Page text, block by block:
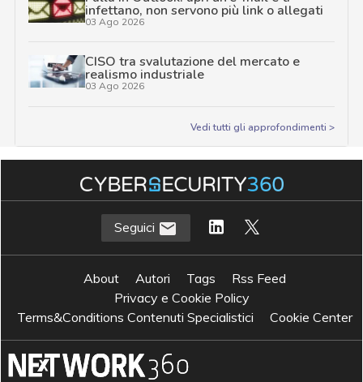
infettano, non servono più link o allegati
03 Ago 2026
CISO tra svalutazione del mercato e
realismo industriale
03 Ago 2026
Vedi tutti gli approfondimenti >
Seguici
About Autori Tags
Rss Feed
Privacy e Cookie Policy
Terms&Conditions Contenuti Specialistici
Cookie Center